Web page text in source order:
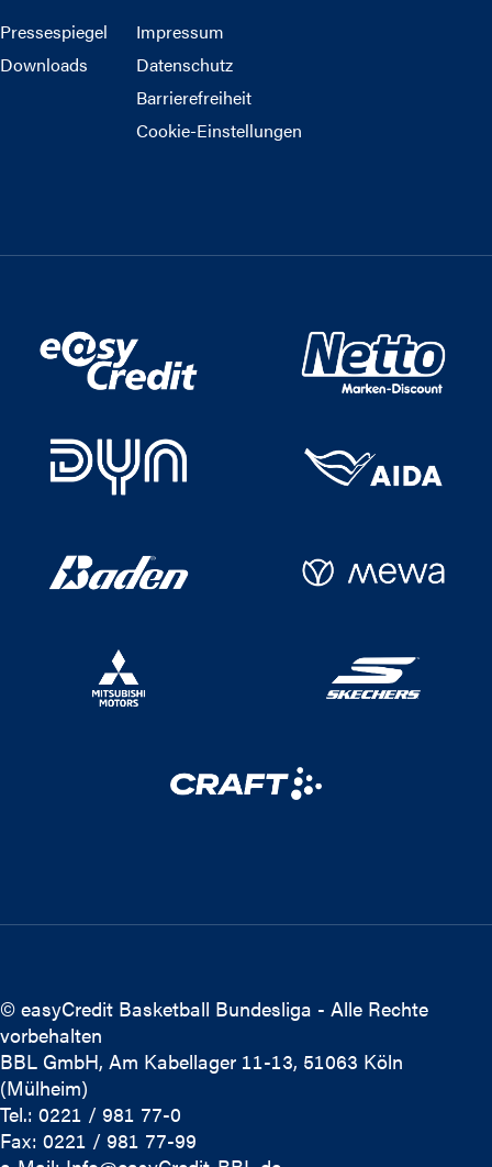
Pressespiegel
Downloads
Impressum
Datenschutz
Barrierefreiheit
Cookie-Einstellungen
© easyCredit Basketball Bundesliga - Alle Rechte
vorbehalten
BBL GmbH, Am Kabellager 11-13, 51063 Köln
(Mülheim)
Tel.: 0221 / 981 77-0
Fax: 0221 / 981 77-99